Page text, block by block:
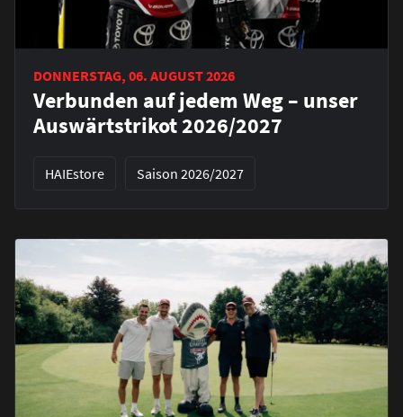
DONNERSTAG, 06. AUGUST 2026
Verbunden auf jedem Weg – unser
Auswärtstrikot 2026/2027
HAIEstore Saison 2026/2027